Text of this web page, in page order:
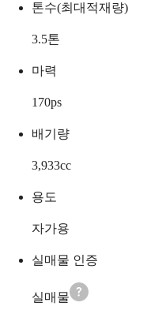
톤수(최대적재량)
3.5톤
마력
170ps
배기량
3,933cc
용도
자가용
실매물 인증
실매물